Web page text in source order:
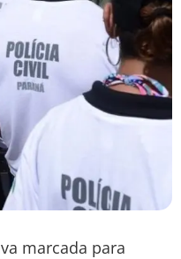
marcada para